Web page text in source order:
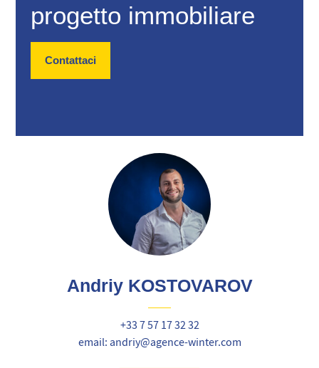
progetto immobiliare
Contattaci
Andriy KOSTOVAROV
+33 7 57 17 32 32
email: andriy@agence-winter.com